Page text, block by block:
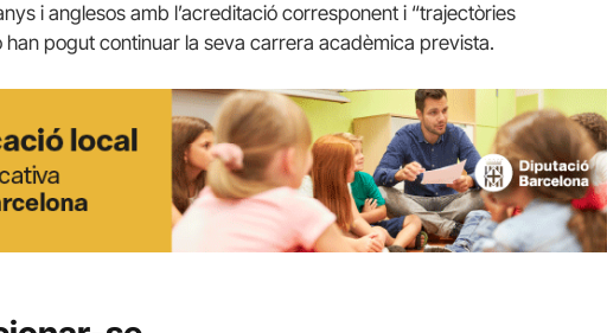
i anglesos amb l’acreditació corresponent i “trajectòries
pogut continuar la seva carrera acadèmica prevista.